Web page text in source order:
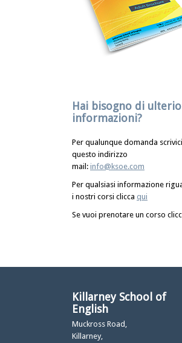
Hai bisogno di
informazioni?
Per qualunque domanda
questo indirizzo
mail: info@ksoe.com
Per qualsiasi informazione
i nostri corsi clicca qui
Se vuoi prenotare un corso
Killarney School of
English
Muckross Road,
Killarney,